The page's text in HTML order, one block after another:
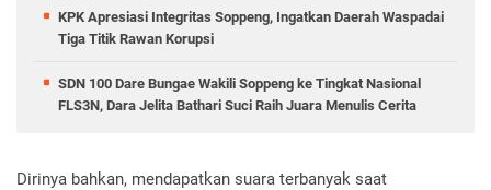
KPK Apresiasi Integritas Soppeng, Ingatkan Daerah Waspadai
Tiga Titik Rawan Korupsi
SDN 100 Dare Bungae Wakili Soppeng ke Tingkat Nasional
FLS3N, Dara Jelita Bathari Suci Raih Juara Menulis Cerita
Dirinya bahkan, mendapatkan suara terbanyak saat